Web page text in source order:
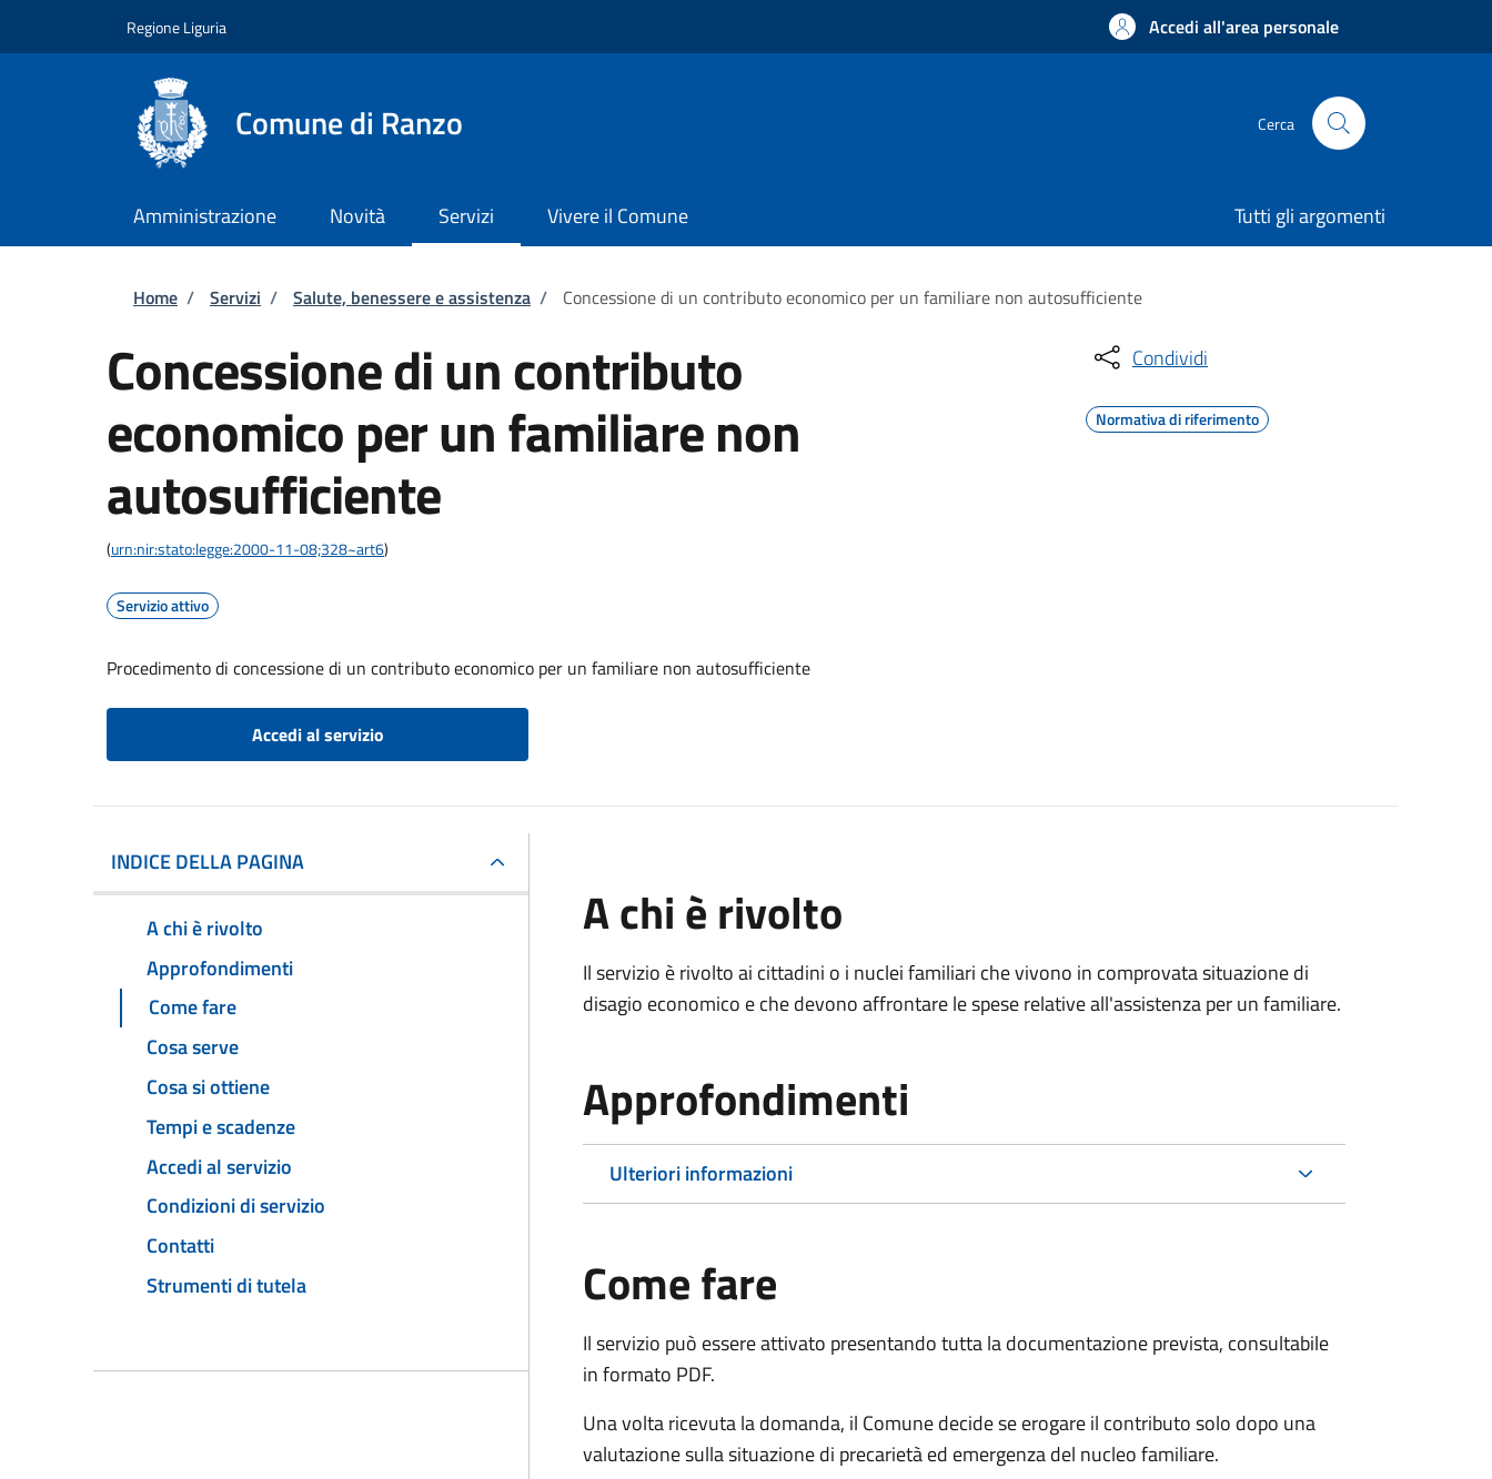
Regione Liguria Accedi all'area personale
Comune di Ranzo Cerca
Amministrazione Novità Servizi Vivere il Comune Tutti gli argomenti
Briciole di pane
Home / Servizi / Salute, benessere e assistenza / Concessione di un contributo economico per un familiare non autosufficiente
Concessione di un contributo
economico per un familiare non
autosufficiente
(urn:nir:stato:legge:2000-11-08;328~art6)
Servizio attivo
Procedimento di concessione di un contributo economico per un familiare non autosufficiente
Accedi al servizio
Condividi
Normativa di riferimento
INDICE DELLA PAGINA
A chi è rivolto
Approfondimenti
Come fare
Cosa serve
Cosa si ottiene
Tempi e scadenze
Accedi al servizio
Condizioni di servizio
Contatti
Strumenti di tutela
A chi è rivolto
Il servizio è rivolto ai cittadini o i nuclei familiari che vivono in comprovata situazione di
disagio economico e che devono affrontare le spese relative all'assistenza per un familiare.
Approfondimenti
Ulteriori informazioni
Come fare
Il servizio può essere attivato presentando tutta la documentazione prevista, consultabile
in formato PDF.
Una volta ricevuta la domanda, il Comune decide se erogare il contributo solo dopo una
valutazione sulla situazione di precarietà ed emergenza del nucleo familiare.